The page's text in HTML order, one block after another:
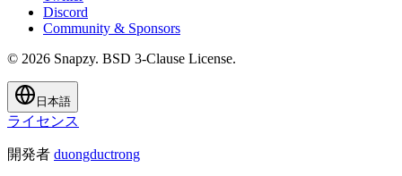
Discord
Community & Sponsors
© 2026 Snapzy. BSD 3-Clause License.
日本語
ライセンス
開発者 duongductrong